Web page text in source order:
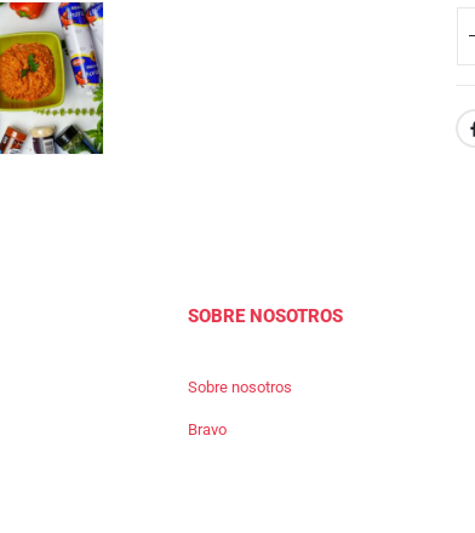
SOBRE NOSOTROS
Sobre nosotros
Bravo